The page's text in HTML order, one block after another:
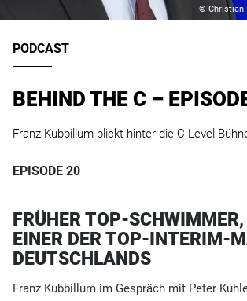
© Christian
PODCAST
BEHIND THE C –
Franz Kubbillum blickt hinter die C-Level-
EPISODE 20
FRÜHER TOP-
EINER DER TOP-INTERIM-
DEUTSCHLANDS
Franz Kubbillum im Gespräch mit Peter